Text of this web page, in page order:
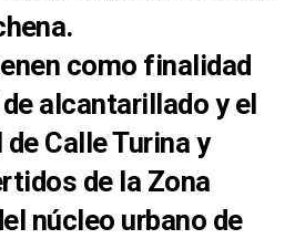
como finalidad
alcantarillado y el
Calle Turina y
de la Zona
núcleo urbano de